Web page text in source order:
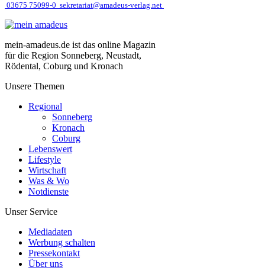
03675 75099-0 sekretariat@amadeus-verlag.net
mein-amadeus.de ist das online Magazin
für die Region Sonneberg, Neustadt,
Rödental, Coburg und Kronach
Unsere Themen
Regional
Sonneberg
Kronach
Coburg
Lebenswert
Lifestyle
Wirtschaft
Was & Wo
Notdienste
Unser Service
Mediadaten
Werbung schalten
Pressekontakt
Über uns